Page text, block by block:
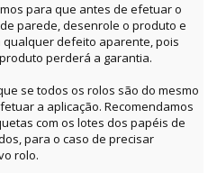
para que antes de efetuar o
parede, desenrole o produto e
defeito aparente, pois
perderá a garantia.
se todos os rolos são do mesmo
a aplicação. Recomendamos
com os lotes dos papéis de
para o caso de precisar
rolo.